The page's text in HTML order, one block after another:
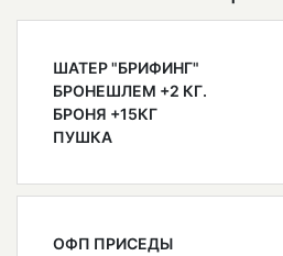
ШАТЕР "БРИФИНГ"
БРОНЕШЛЕМ +2 КГ.
БРОНЯ +15КГ
ПУШКА
ОФП ПРИСЕДЫ